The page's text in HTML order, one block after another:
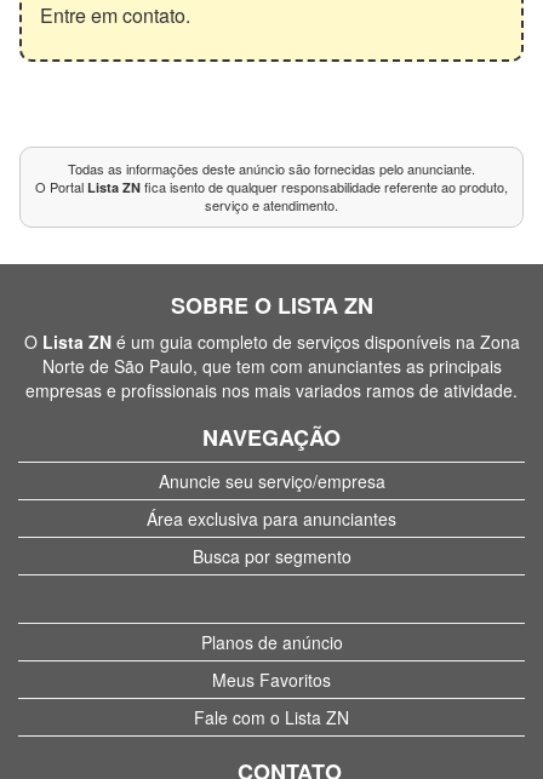
Entre em contato.
Todas as informações deste anúncio são fornecidas pelo anunciante.
O Portal Lista ZN fica isento de qualquer responsabilidade referente ao produto,
serviço e atendimento.
SOBRE O LISTA ZN
O Lista ZNé um guia completo de serviços disponíveis na Zona
Norte de São Paulo, que tem com anunciantes as principais
empresas e profissionais nos mais variados ramos de atividade.
NAVEGAÇÃO
Anuncie seu serviço/empresa
Área exclusiva para anunciantes
Busca por segmento
Planos de anúncio
Meus Favoritos
Fale com o Lista ZN
CONTATO